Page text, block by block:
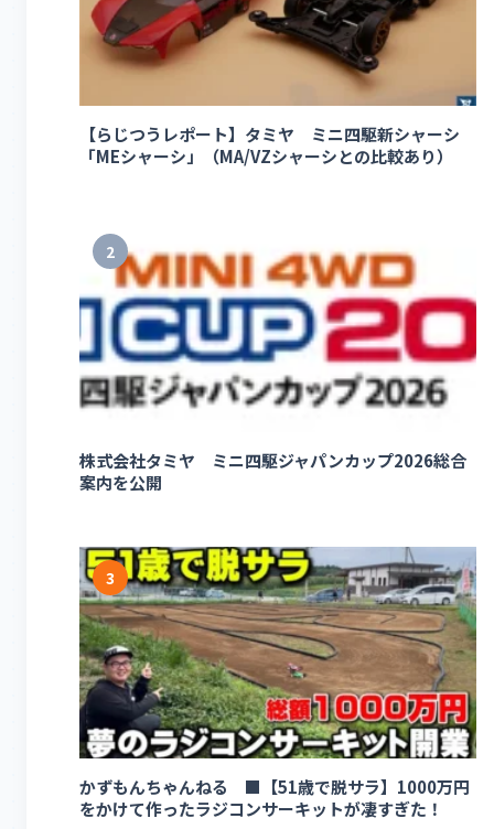
【らじつうレポート】タミヤ ミニ四駆新シャーシ
「MEシャーシ」（MA/VZシャーシとの比較あり）
2
株式会社タミヤ ミニ四駆ジャパンカップ2026総合
案内を公開
3
かずもんちゃんねる ■【51歳で脱サラ】1000万円
をかけて作ったラジコンサーキットが凄すぎた！